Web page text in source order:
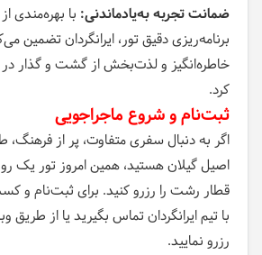
ضمانت تجربه به‌یادماندنی: با بهره‌مندی
برنامه‌ریزی دقیق تور، ایرانگردان تضمین
خاطره‌انگیز و لذت‌بخش از گشت و گذار در
کرد.
ثبت‌نام و شروع ماجراجویی
اگر به دنبال سفری متفاوت، پر از
اصیل گیلان هستید، همین امروز تور یک
قطار رشت را رزرو کنید. برای ثبت‌نام و
با تیم ایرانگردان تماس بگیرید یا از طریق
رزرو نمایید.